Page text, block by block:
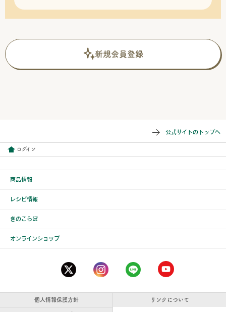
新規会員登録
公式サイトのトップへ
ログイン
商品情報
レシピ情報
きのこらぼ
オンラインショップ
個人情報保護方針 リンクについて